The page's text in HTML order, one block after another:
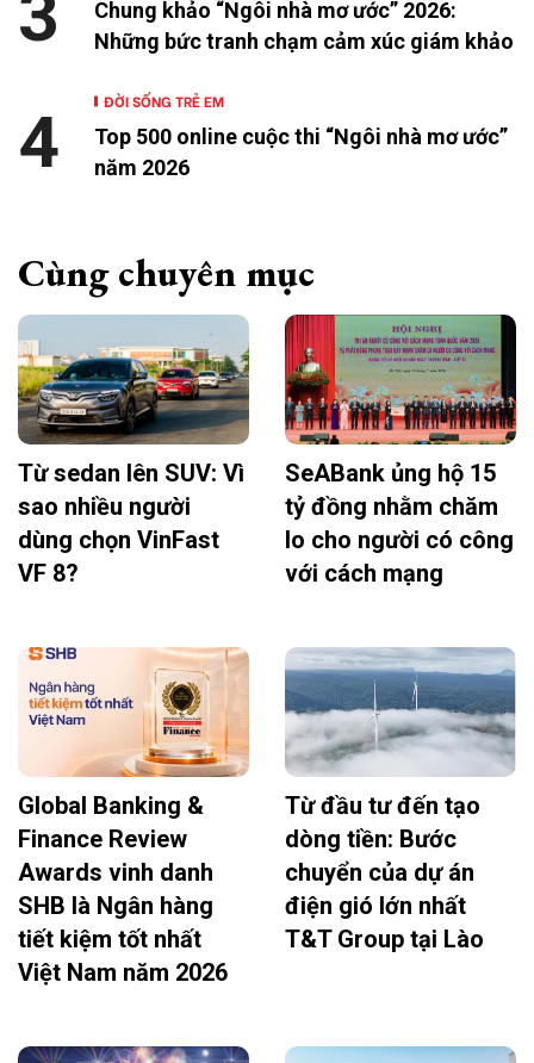
Chung khảo “Ngôi nhà mơ ước” 2026:
Những bức tranh chạm cảm xúc giám khảo
ĐỜI SỐNG TRẺ EM
Top 500 online cuộc thi “Ngôi nhà mơ ước”
năm 2026
4
Cùng chuyên mục
Từ sedan lên SUV: Vì
sao nhiều người
dùng chọn VinFast
VF 8?
SeABank ủng hộ 15
tỷ đồng nhằm chăm
lo cho người có công
với cách mạng
Global Banking &
Finance Review
Awards vinh danh
SHB là Ngân hàng
tiết kiệm tốt nhất
Việt Nam năm 2026
Từ đầu tư đến tạo
dòng tiền: Bước
chuyển của dự án
điện gió lớn nhất
T&T Group tại Lào